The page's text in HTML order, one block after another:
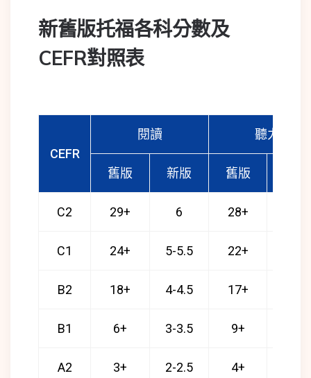
新舊版托福各科分數及
CEFR對照表
CEFR
閱讀 聽力
舊版 新版 舊版
C2 29+ 6 28+
C1 24+ 5-5.5 22+
B2 18+ 4-4.5 17+
B1 6+ 3-3.5 9+
A2 3+ 2-2.5 4+